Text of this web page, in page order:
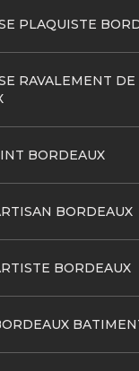
PLAQUISTE
RAVALEMENT DE
BORDEAUX
BORDEAUX
BORDEAUX